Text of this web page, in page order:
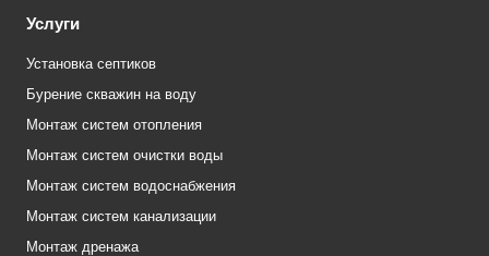
Услуги
Установка септиков
Бурение скважин на воду
Монтаж систем отопления
Монтаж систем очистки воды
Монтаж систем водоснабжения
Монтаж систем канализации
Монтаж дренажа